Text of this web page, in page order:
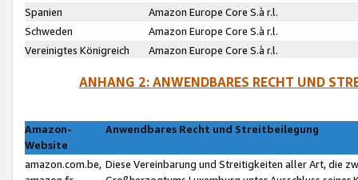
Spanien
Amazon Europe Core S.à r.l.
Schweden
Amazon Europe Core S.à r.l.
Vereinigtes Königreich
Amazon Europe Core S.à r.l.
ANHANG 2: ANWENDBARES RECHT UND
Amazon-
Website
Anwendbares Recht und Streitbeilegung
amazon.com.be, Diese Vereinbarung und Streitigkeiten aller Art, die